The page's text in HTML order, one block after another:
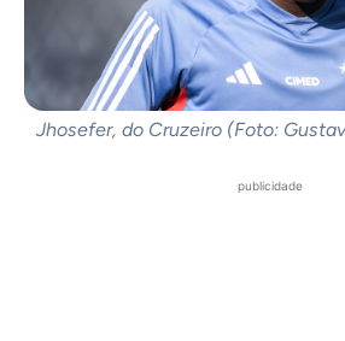
Jhosefer, do Cruzeiro (Foto:
publicidade